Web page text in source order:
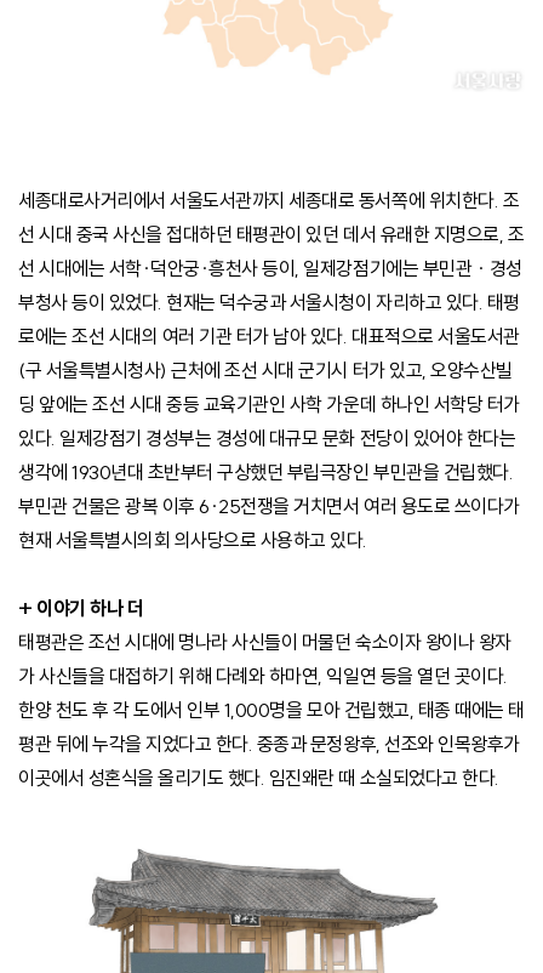
세종대로사거리에서 서울도서관까지 세종대로 동서쪽에 위치한다. 조
선 시대 중국 사신을 접대하던 태평관이 있던 데서 유래한 지명으로, 조
선 시대에는 서학·덕안궁·흥천사 등이, 일제강점기에는 부민관 · 경성
부청사 등이 있었다. 현재는 덕수궁과 서울시청이 자리하고 있다. 태평
로에는 조선 시대의 여러 기관 터가 남아 있다. 대표적으로 서울도서관
(구 서울특별시청사) 근처에 조선 시대 군기시 터가 있고, 오양수산빌
딩 앞에는 조선 시대 중등 교육기관인 사학 가운데 하나인 서학당 터가
있다. 일제강점기 경성부는 경성에 대규모 문화 전당이 있어야 한다는
생각에 1930년대 초반부터 구상했던 부립극장인 부민관을 건립했다.
부민관 건물은 광복 이후 6·25전쟁을 거치면서 여러 용도로 쓰이다가
현재 서울특별시의회 의사당으로 사용하고 있다.
+ 이야기 하나 더
태평관은 조선 시대에 명나라 사신들이 머물던 숙소이자 왕이나 왕자
가 사신들을 대접하기 위해 다례와 하마연, 익일연 등을 열던 곳이다.
한양 천도 후 각 도에서 인부 1,000명을 모아 건립했고, 태종 때에는 태
평관 뒤에 누각을 지었다고 한다. 중종과 문정왕후, 선조와 인목왕후가
이곳에서 성혼식을 올리기도 했다. 임진왜란 때 소실되었다고 한다.